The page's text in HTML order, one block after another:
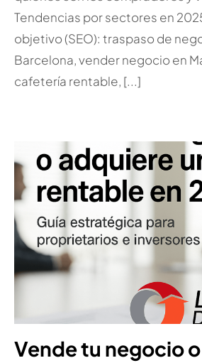
Tendencias por sectores en
objetivo (SEO): traspaso de
Barcelona, vender negocio en
cafetería rentable, [...]
Vende tu negocio